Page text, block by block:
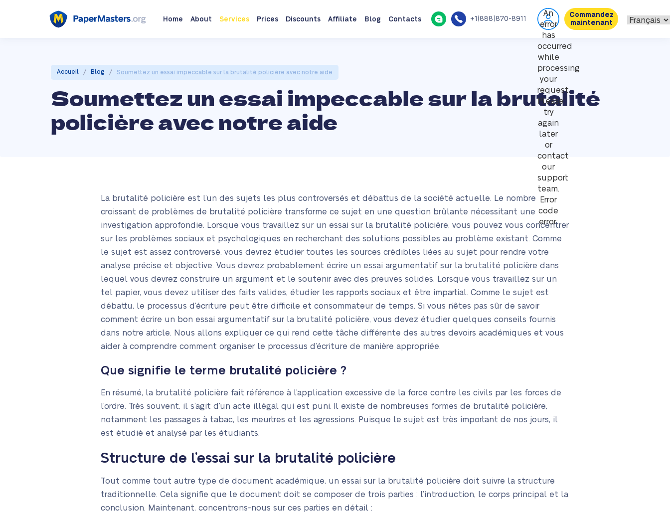
Home About Services Prices Discounts Affiliate Blog Contacts +1(888)870-8911
An
error
has
occurred
while
processing
your
request.
Please
try
again
later
or
contact
our
support
team.
Error
code
error:
Commandez
maintenant
Accueil / Blog / Soumettez un essai impeccable sur la brutalité policière avec notre aide
Soumettez un essai impeccable sur la brutalité
policière avec notre aide
La brutalité policière est l’un des sujets les plus controversés et débattus de la société actuelle. Le nombre
croissant de problèmes de brutalité policière transforme ce sujet en une question brûlante nécessitant une
investigation approfondie. Lorsque vous travaillez sur un essai sur la brutalité policière, vous pouvez vous concentrer
sur les problèmes sociaux et psychologiques en recherchant des solutions possibles au problème existant. Comme
le sujet est assez controversé, vous devrez étudier toutes les sources crédibles liées au sujet pour rendre votre
analyse précise et objective. Vous devrez probablement écrire un essai argumentatif sur la brutalité policière dans
lequel vous devrez construire un argument et le soutenir avec des preuves solides. Lorsque vous travaillez sur un
tel papier, vous devez utiliser des faits valides, étudier les rapports sociaux et être impartial. Comme le sujet est
débattu, le processus d’écriture peut être difficile et consommateur de temps. Si vous n’êtes pas sûr de savoir
comment écrire un bon essai argumentatif sur la brutalité policière, vous devez étudier quelques conseils fournis
dans notre article. Nous allons expliquer ce qui rend cette tâche différente des autres devoirs académiques et vous
aider à comprendre comment organiser le processus d’écriture de manière appropriée.
Que signifie le terme brutalité policière ?
En résumé, la brutalité policière fait référence à l’application excessive de la force contre les civils par les forces de
l’ordre. Très souvent, il s’agit d’un acte illégal qui est puni. Il existe de nombreuses formes de brutalité policière,
notamment les passages à tabac, les meurtres et les agressions. Puisque le sujet est très important de nos jours, il
est étudié et analysé par les étudiants.
Structure de l’essai sur la brutalité policière
Tout comme tout autre type de document académique, un essai sur la brutalité policière doit suivre la structure
traditionnelle. Cela signifie que le document doit se composer de trois parties : l’introduction, le corps principal et la
conclusion. Maintenant, concentrons-nous sur ces parties en détail :